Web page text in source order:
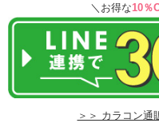
＼お得な10％
＞＞ カラコン通